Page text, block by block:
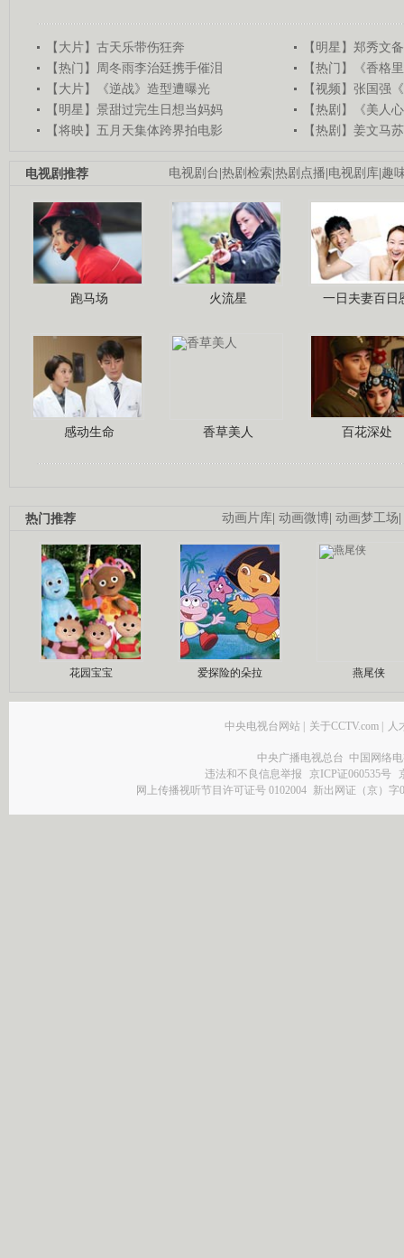
【大片】古天乐带伤狂奔
【明星】郑秀文
【热门】周冬雨李治廷携手催泪
【热门】《香格
【大片】《逆战》造型遭曝光
【视频】张国强
【明星】景甜过完生日想当妈妈
【热剧】《美人
【将映】五月天集体跨界拍电影
【热剧】姜文马
电视剧台|热剧检索|热剧点播|电视剧库|趣
电视剧推荐
跑马场 火流星 一日夫妻百日
感动生命 香草美人 百花深处
动画片库| 动画微博| 动画梦工场|
热门推荐
花园宝宝 爱探险的朵拉 燕尾侠
中央电视台网站 | 关于CCTV.com | 人
中央广播电视总台 中国网络
违法和不良信息举报
京ICP证060535号
网上传播视听节目许可证号 0102004 新出网证（京）